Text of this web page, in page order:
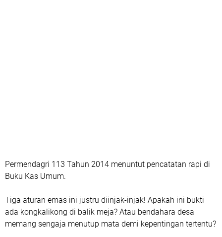
Permendagri 113 Tahun 2014 menuntut pencatatan rapi di
Buku Kas Umum.
Tiga aturan emas ini justru diinjak-injak! Apakah ini bukti
ada kongkalikong di balik meja? Atau bendahara desa
memang sengaja menutup mata demi kepentingan tertentu?